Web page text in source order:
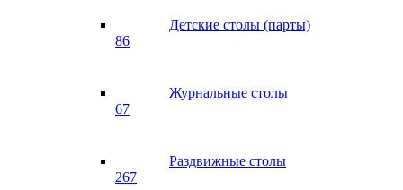
Детские столы (парты)
86
Журнальные столы
67
Раздвижные столы
267